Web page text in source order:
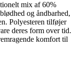
mix af 60%
og åndbarhed,
Polyesteren tilføjer
deres form over tid.
komfort til